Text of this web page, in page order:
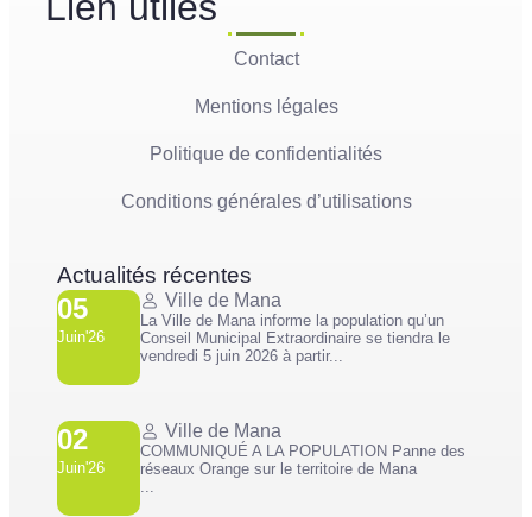
Contact
Mentions légales
Politique de confidentialités
Conditions générales d’utilisations
Actualités récentes
05
Juin'26
Ville de Mana
La Ville de Mana informe la population qu’un
Conseil Municipal Extraordinaire se tiendra le
vendredi 5 juin 2026 à partir...
02
Juin'26
Ville de Mana
COMMUNIQUÉ A LA POPULATION Panne des
réseaux Orange sur le territoire de Mana
...